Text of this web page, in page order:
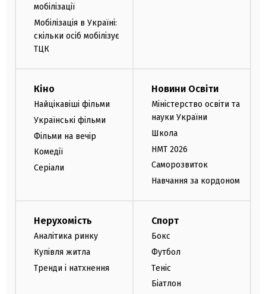
мобілізації
Мобілізація в Україні:
скільки осіб мобілізує
ТЦК
Кіно
Найцікавіші фільми
Українські фільми
Фільми на вечір
Комедії
Серіали
Новини Освіти
Міністерство освіти та
науки України
Школа
НМТ 2026
Саморозвиток
Навчання за кордоном
Нерухомість
Аналітика ринку
Купівля житла
Тренди і натхнення
Спорт
Бокс
Футбол
Теніс
Біатлон